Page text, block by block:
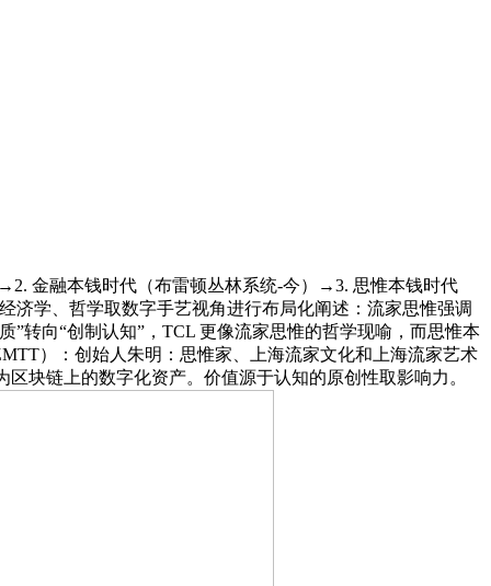
金融本钱时代（布雷顿丛林系统-今）→3. 思惟本钱时代
济学、哲学取数字手艺视角进行布局化阐述：流家思惟强调
转向“创制认知”，TCL 更像流家思惟的哲学现喻，而思惟本
）：创始人朱明：思惟家、上海流家文化和上海流家艺术
块链上的数字化资产。价值源于认知的原创性取影响力。